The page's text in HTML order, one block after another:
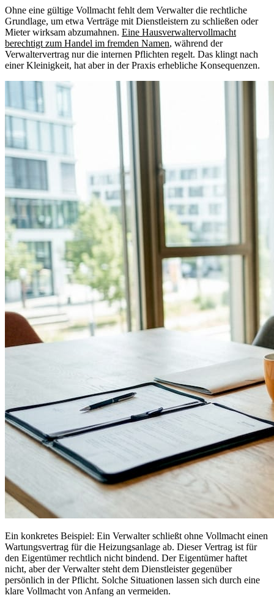
Ohne eine gültige Vollmacht fehlt dem Verwalter die rechtliche
Grundlage, um etwa Verträge mit Dienstleistern zu schließen oder
Mieter wirksam abzumahnen. Eine Hausverwaltervollmacht
berechtigt zum Handel im fremden Namen, während der
Verwaltervertrag nur die internen Pflichten regelt. Das klingt nach
einer Kleinigkeit, hat aber in der Praxis erhebliche Konsequenzen.
Ein konkretes Beispiel: Ein Verwalter schließt ohne Vollmacht einen
Wartungsvertrag für die Heizungsanlage ab. Dieser Vertrag ist für
den Eigentümer rechtlich nicht bindend. Der Eigentümer haftet
nicht, aber der Verwalter steht dem Dienstleister gegenüber
persönlich in der Pflicht. Solche Situationen lassen sich durch eine
klare Vollmacht von Anfang an vermeiden.